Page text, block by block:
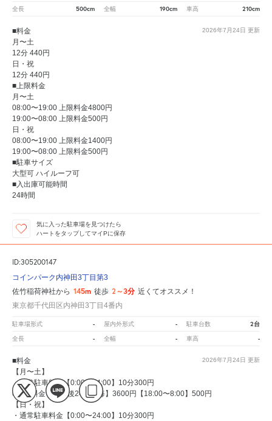
全長 500cm 全幅 190cm 車高 210cm
2026年7月24日 更新
■料金
月〜土
12分 440円
日・祝
12分 440円
■上限料金
月〜土
08:00〜19:00 上限料金4800円
19:00〜08:00 上限料金500円
日・祝
08:00〜19:00 上限料金1400円
19:00〜08:00 上限料金500円
■駐車サイズ
大型可 ハイルーフ可
■入出庫可能時間
24時間
気に入った駐車場を見つけたら
ハートをタップしてマイPに保存
ID:305200147
コインパーク内神田3丁目第3
佐竹稲荷神社から 145m 徒歩 2～3分 近くてオススメ！
東京都千代田区内神田3丁目4番内
駐車場形式 - 屋内外形式 - 駐車台数 2台
全長 - 全幅 - 車高 -
2026年7月24日 更新
■料金
【月〜土】
・通常駐車料金【0:00〜24:00】10分300円
■上限料金【駐車後24時間毎】3600円【18:00〜8:00】500円
【日・祝】
・通常駐車料金【0:00〜24:00】10分300円